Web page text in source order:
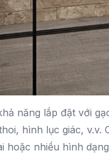
năng lắp đặt với
hình lục giác, v.v.
hoặc nhiều hình